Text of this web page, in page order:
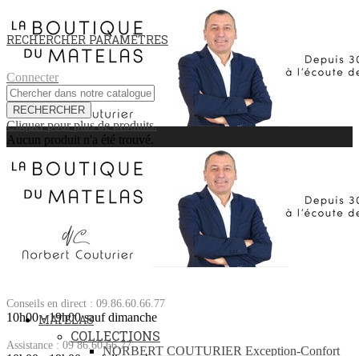
RECHERCHER PARAMÈTRES
Connecter
RECHERCHER
Cliquer pour plus de produits.
Aucun produit n'a été trouvé.
Conseils en direct : 09.86.60.66.77
10h00 - 19h00 sauf dimanche
Assistance : 09 86.60.66.77
MATELAS
COLLECTIONS
NORBERT COUTURIER Exception-Confort